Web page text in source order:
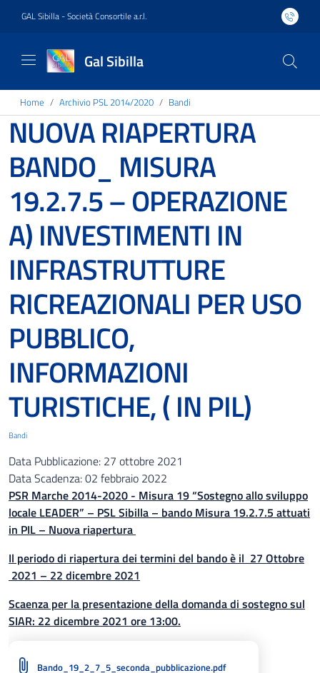
GAL Sibilla - Società Consortile a.r.l.
Gal Sibilla
Home Archivio PSL 2014/2020 Bandi
NUOVA RIAPERTURA
BANDO_ MISURA
19.2.7.5 – OPERAZIONE
A) INVESTIMENTI IN
INFRASTRUTTURE
RICREAZIONALI PER USO
PUBBLICO,
INFORMAZIONI
TURISTICHE, ( IN PIL)
Bandi
Data Pubblicazione: 27 ottobre 2021
Data Scadenza:02 febbraio 2022
PSR Marche 2014-2020 - Misura 19 “Sostegno allo sviluppo
locale LEADER” – PSL Sibilla – bando Misura 19.2.7.5 attuati
in PIL – Nuova riapertura
Il periodo di riapertura dei termini del bando è il 27 Ottobre
2021 – 22 dicembre 2021
Scaenza per la presentazione della domanda di sostegno sul
SIAR: 22 dicembre 2021 ore 13:00.
Bando_19_2_7_5_seconda_pubblicazione.pdf